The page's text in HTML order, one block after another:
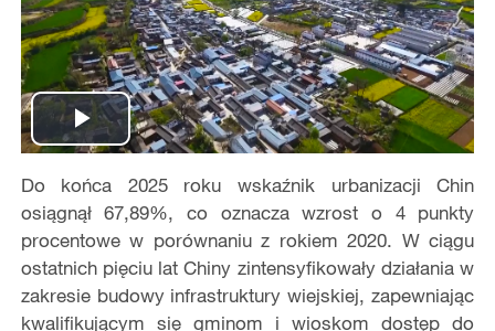
Play
Video
Do końca 2025 roku wskaźnik urbanizacji Chin
osiągnął 67,89%, co oznacza wzrost o 4 punkty
procentowe w porównaniu z rokiem 2020. W ciągu
ostatnich pięciu lat Chiny zintensyfikowały działania w
zakresie budowy infrastruktury wiejskiej, zapewniając
kwalifikującym się gminom i wioskom dostęp do